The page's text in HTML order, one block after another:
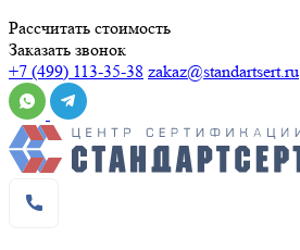
Рассчитать стоимость
Заказать звонок
+7 (499) 113-35-38 zakaz@standartsert.ru